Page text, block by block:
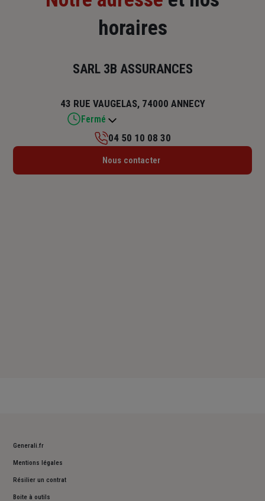
horaires
SARL 3B ASSURANCES
43 RUE VAUGELAS, 74000 ANNECY
Fermé
Lundi : 09h – 12h / 14h – 17h
04 50 10 08 30
Nous contacter
Generali.fr
Mentions légales
Résilier un contrat
Boite à outils